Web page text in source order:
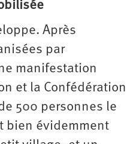
Après
par
manifestation
et la Confédération
500 personnes le
bien évidemment